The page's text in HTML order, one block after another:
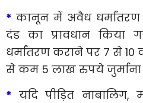
* कानून में अवैध
दंड का प्रावधान किया
धर्मांतरण कराने पर 7 से
से कम 5 लाख रुपये जुर्माना
* यदि पीड़ित नाबालिग,